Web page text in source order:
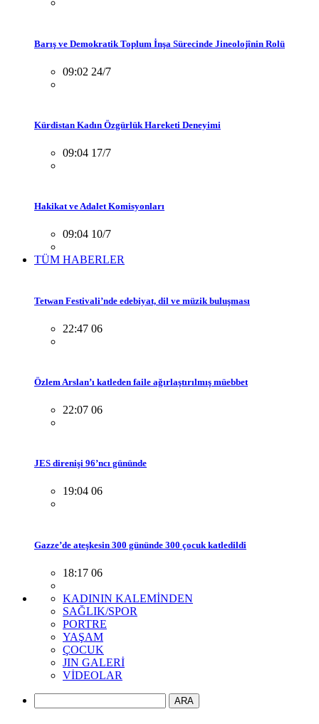
Barış ve Demokratik Toplum İnşa Sürecinde Jineolojînin Rolü
09:02 24/7
Kürdistan Kadın Özgürlük Hareketi Deneyimi
09:04 17/7
Hakikat ve Adalet Komisyonları
09:04 10/7
TÜM HABERLER
Tetwan Festivali’nde edebiyat, dil ve müzik buluşması
22:47 06
Özlem Arslan’ı katleden faile ağırlaştırılmış müebbet
22:07 06
JES direnişi 96’ncı gününde
19:04 06
Gazze’de ateşkesin 300 gününde 300 çocuk katledildi
18:17 06
KADININ KALEMİNDEN
SAĞLIK/SPOR
PORTRE
YAŞAM
ÇOCUK
JIN GALERİ
VİDEOLAR
ARA